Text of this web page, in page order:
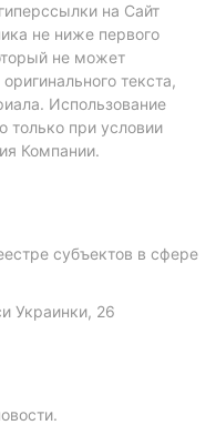
на Сайт
не ниже первого
не может
текста,
Использование
только при условии
Компании.
субъектов в сфере
Украинки, 26